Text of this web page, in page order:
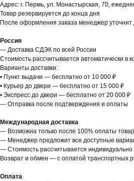
Адрес: г. Пермь, ул. Монастырская, 70,
Товар резервируется до конца дня
После оформления заказа менеджер уточнит
Россия
— Доставка СДЭК по всей России
Стоимость рассчитывается автоматически в
Варианты доставки:
• Пункт выдачи — бесплатно от 10 000 ₽
• Курьер до двери — бесплатно от 15 000 ₽
• Экспресс до двери — бесплатно от 20 000 ₽
— Отправка после подтверждения и оплаты
Международная доставка
— Возможна только после 100% оплаты
— Менеджер предложит все доступные
— Стоимость рассчитывается индивидуально
Возврат и обмен — с оплатой транспортных
Оплата